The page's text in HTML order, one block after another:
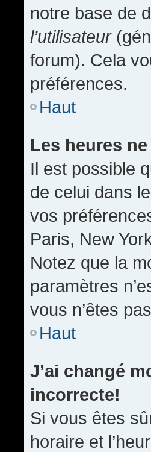
notre base de
l’utilisateur
forum). Cela
préférences.
Haut
Les heures
Il est possible
de celui dans
vos
Paris, New
Notez que la
paramètres
vous n’êtes
Haut
J’ai changé
incorrecte!
Si vous êtes
horaire et